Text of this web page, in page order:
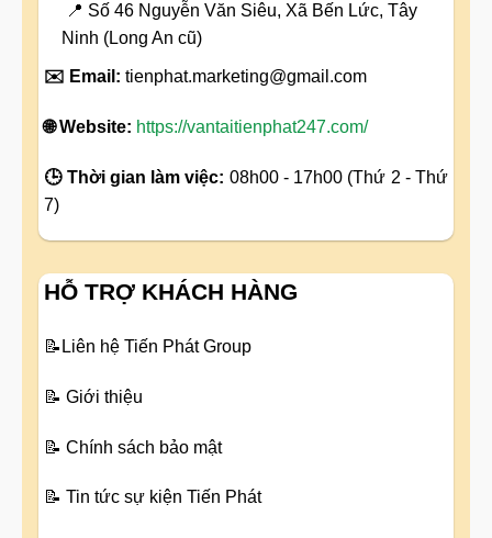
📍 Số 46 Nguyễn Văn Siêu, Xã Bến Lức, Tây
Ninh (Long An cũ)
✉️ Email: tienphat.marketing@gmail.com
🌐 Website: https://vantaitienphat247.com/
🕒 Thời gian làm việc: 08h00 - 17h00 (Thứ 2 - Thứ
7)
HỖ TRỢ KHÁCH HÀNG
📝 Liên hệ Tiến Phát Group
📝 Giới thiệu
📝 Chính sách bảo mật
📝 Tin tức sự kiện Tiến Phát